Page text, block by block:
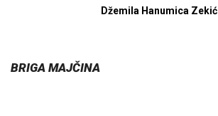
Džemila Hanumica Zekić
BRIGA MAJČINA